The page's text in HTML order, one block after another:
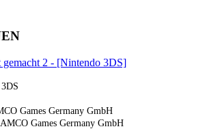
gemacht 2 - [Nintendo 3DS]
Games Germany GmbH
Games Germany GmbH